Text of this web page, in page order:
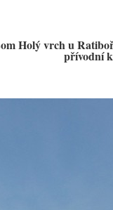
Holý vrch u
přívodní